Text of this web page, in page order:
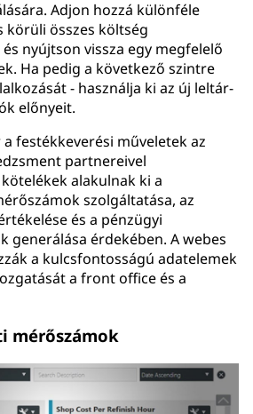
Adjon hozzá különféle
körüli összes költség
nyújtson vissza egy megfelelő
Ha pedig a következő szintre
- használja ki az új leltár-
előnyeit.
festékkeverési műveletek az
partnereivel
alakulnak ki a
szolgáltatása, az
és a pénzügyi
generálása érdekében. A webes
a kulcsfontosságú adatelemek
a front office és a
mérőszámok